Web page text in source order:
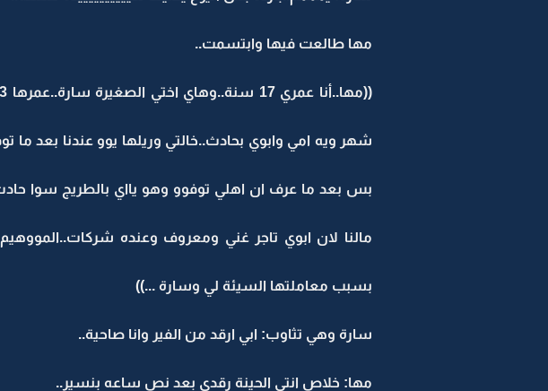
مها طالعت فيها وابتسمت..
شهر ويه امي وابوي بحادث..خالتي وريلها يوو عندنا بعد ما
بس بعد ما عرف ان اهلي توفوو وهو يااي بالطريج سوا
مالنا لان ابوي تاجر غني ومعروف وعنده
بسبب معاملتها السيئة لي وسارة ...))
سارة وهي تثاوب: ابي ارقد من الفير وانا صاحية..
مها: خلاص انتي الحينة رقدي بعد نص ساعه بنسير..